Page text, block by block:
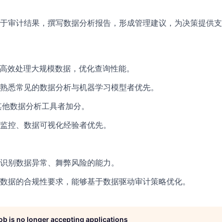
审计结果，撰写数据分析报告，形成管理建议，为决策提供
效处理大规模数据，优化查询性能。
悉常见的数据分析与机器学习模型者优先。
数据分析工具者加分。
控、数据可视化经验者优先。
别数据异常、舞弊风险的能力。
据的合规性要求，能够基于数据驱动审计策略优化。
is no longer accepting applications